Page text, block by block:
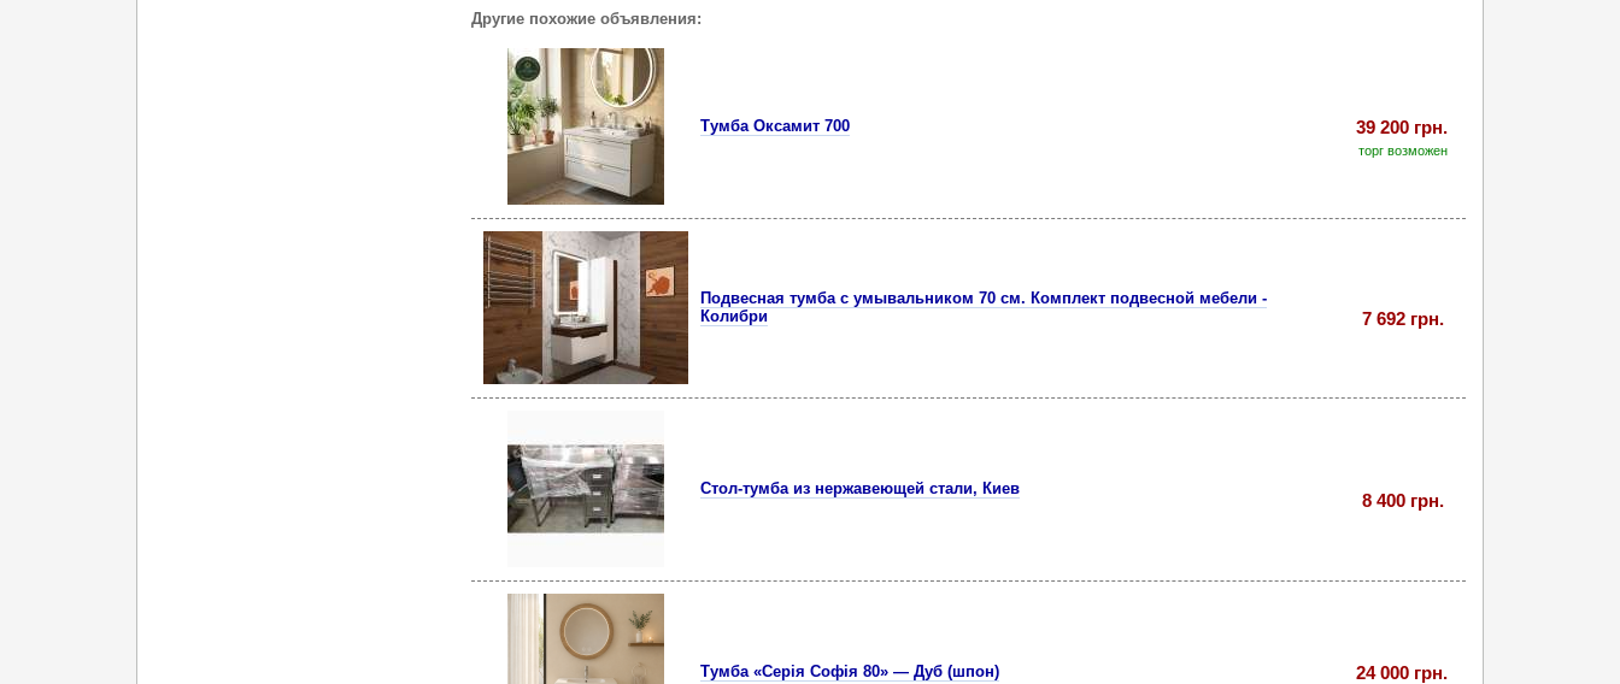
Другие похожие объявления:
Тумба Оксамит 700 39 200 грн.
торг возможен
Подвесная тумба с умывальником 70 см. Комплект подвесной мебели -
Колибри
7 692 грн.
Стол-тумба из нержавеющей стали, Киев
8 400 грн.
Тумба «Серія Софія 80» — Дуб (шпон) 24 000 грн.